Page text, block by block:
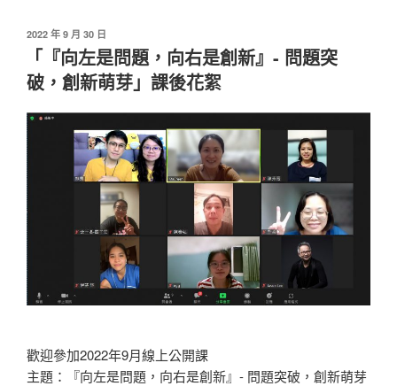
發
2022 年 9 月 30 日
「『向左是問題，向右是創新』- 問題突
破，創新萌芽」課後花絮
歡迎參加2022年9月線上公開課
主題：『向左是問題，向右是創新』- 問題突破，創新萌芽